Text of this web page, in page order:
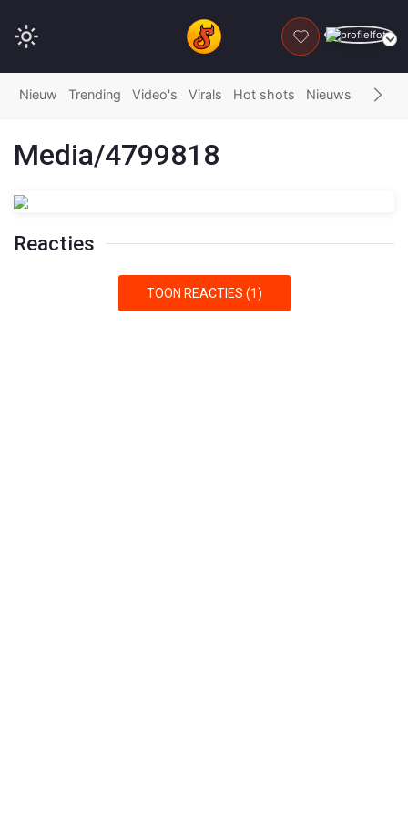
DONEER
Nieuw Trending Video's Virals Hot shots Nieuws Fails
Media/4799818
Reacties
TOON REACTIES (1)